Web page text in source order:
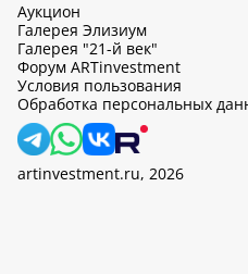
Аукцион
Галерея Элизиум
Галерея "21-й век"
Форум ARTinvestment
Условия пользования
Обработка персональных
artinvestment.ru, 2026